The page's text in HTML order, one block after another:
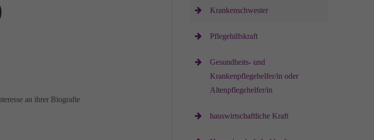
an ihrer Biografie
Krankenschwester
Pflegehilfskraft
Gesundheits- und
Krankenpflegehelfer/in oder
Altenpflegehelfer/in
hauswirtschaftliche Kraft